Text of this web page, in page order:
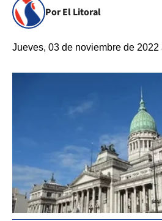
Por El Litoral
Jueves, 03 de noviembre de 2022